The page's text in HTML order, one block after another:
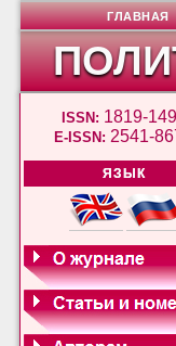
ISSN: 1819-
E-ISSN: 2541-
ЯЗЫК
ГЛАВНАЯ